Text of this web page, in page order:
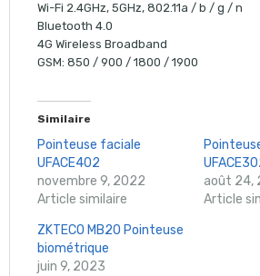
Wi-Fi 2.4GHz, 5GHz, 802.11a / b / g / n
Bluetooth 4.0
4G Wireless Broadband
GSM: 850 / 900 / 1800 / 1900
Similaire
Pointeuse faciale
UFACE402
novembre 9, 2022
Article similaire
août 24,
Article
ZKTECO MB20 Pointeuse
biométrique
juin 9, 2023